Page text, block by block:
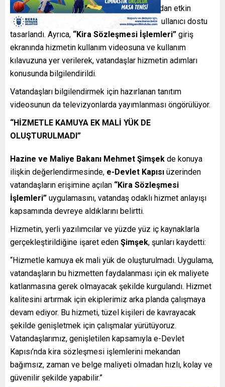
düzenlendi. Bu hizmetin vatandaşlar tarafından etkin
kullanımının sağlanması amacıyla ekranlar kullanıcı dostu
tasarlandı. Ayrıca, “Kira Sözleşmesi İşlemleri” giriş
ekranında hizmetin kullanım videosuna ve kullanım
kılavuzuna yer verilerek, vatandaşlar hizmetin adımları
konusunda bilgilendirildi.
Vatandaşları bilgilendirmek için hazırlanan tanıtım
videosunun da televizyonlarda yayımlanması öngörülüyor.
“HİZMETLE KAMUYA EK MALİ YÜK DE
OLUŞTURULMADI”
Hazine ve Maliye Bakanı Mehmet Şimşek de konuya
ilişkin değerlendirmesinde, e-Devlet Kapısı üzerinden
vatandaşların erişimine açılan “Kira Sözleşmesi
İşlemleri” uygulamasını, vatandaş odaklı hizmet anlayışı
kapsamında devreye aldıklarını belirtti.
Hizmetin, yerli yazılımcılar ve yüzde yüz iç kaynaklarla
gerçekleştirildiğine işaret eden Şimşek, şunları kaydetti:
“Hizmetle kamuya ek mali yük de oluşturulmadı. Uygulama,
vatandaşların bu hizmetten faydalanması için ek maliyete
katlanmasına gerek olmayacak şekilde kurgulandı. Hizmet
kalitesini artırmak için ekiplerimiz arka planda çalışmaya
devam ediyor. Bu hizmeti, tüzel kişileri de kavrayacak
şekilde genişletmek için çalışmalar yürütüyoruz.
Vatandaşlarımız, genişletilen kapsamıyla e-Devlet
Kapısı’nda kira sözleşmesi işlemlerini mekandan
bağımsız, zaman ve belge maliyeti olmadan hızlı, kolay ve
güvenilir şekilde yapabilir.”